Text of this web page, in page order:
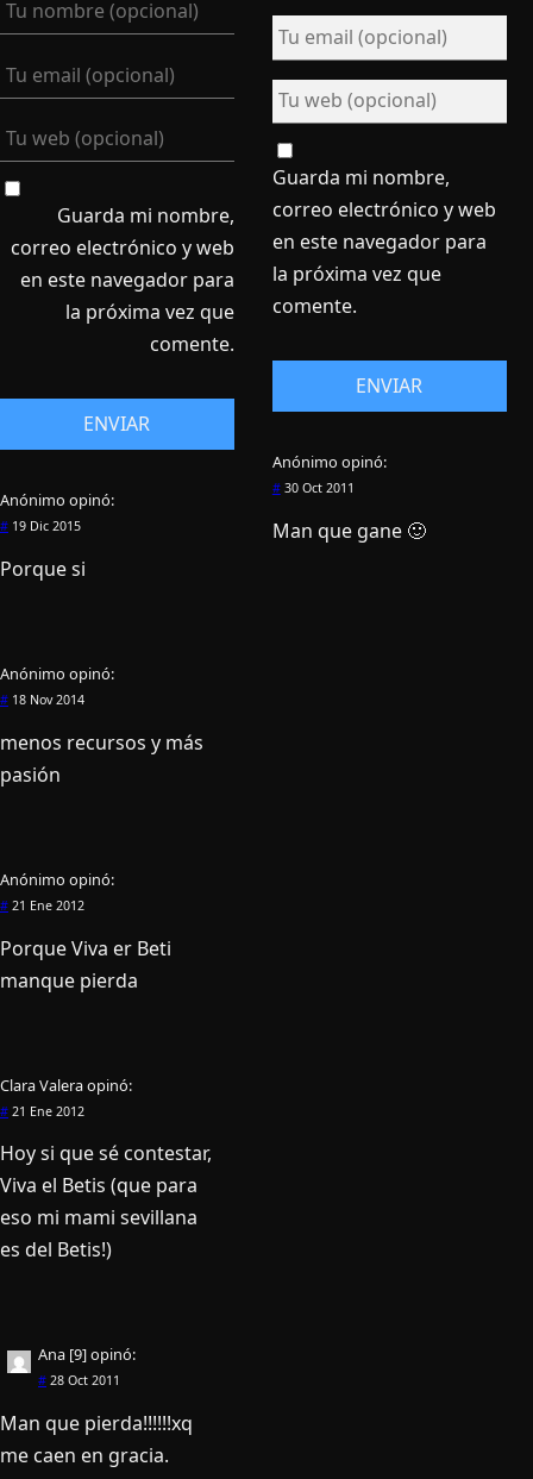
Guarda mi nombre,
correo electrónico y web
en este navegador para
la próxima vez que
comente.
Anónimo opinó:
# 19 Dic 2015
Porque si
Anónimo opinó:
# 18 Nov 2014
menos recursos y más
pasión
Anónimo opinó:
# 21 Ene 2012
Porque Viva er Beti
manque pierda
Clara Valeraopinó:
# 21 Ene 2012
Hoy si que sé contestar,
Viva el Betis (que para
eso mi mami sevillana
es del Betis!)
Ana [9]opinó:
# 28 Oct 2011
Man que pierda!!!!!!xq
me caen en gracia.
Guarda mi nombre,
correo electrónico y web
en este navegador para
la próxima vez que
comente.
Anónimo opinó:
#30 Oct 2011
Man que gane 🙂